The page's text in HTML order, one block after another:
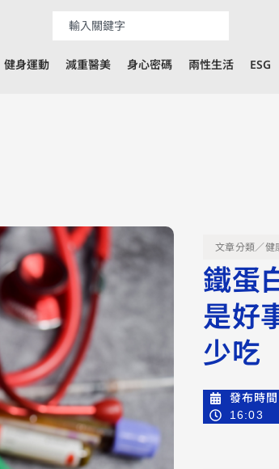
健身運動 減重醫美 身心密碼 兩性生活 ESG
文章分類／健
鐵蛋
是好
少吃
發布時間
16:03